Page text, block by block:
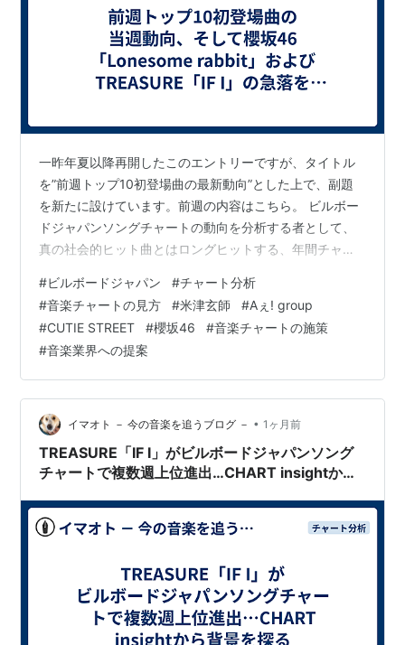
一昨年夏以降再開したこのエントリーですが、タイトル
を”前週トップ10初登場曲の最新動向”とした上で、副題
を新たに設けています。前週の内容はこちら。 ビルボー
ドジャパンソングチャートの動向を分析する者として、
真の社会的ヒット曲とはロングヒットする、年間チャー
入るのは好いことですが、一方で所有指標ばかりが強い
曲は加算2週目に、また接触指標が所有指標的な動きをな
ぞる曲(主にLINE MUSIC再生キャンペーン採用曲)はキャ
ンペーン終了後に指標が大きく後退し、総合でも急落す
ることが少なくありません。 この急落は毎週のようにみ
られます。ソングチャートのト…
#ビルボードジャパン #チャート分析
#音楽チャートの見方 #米津玄師 #Aぇ! group
#CUTIE STREET #櫻坂46 #音楽チャートの施策
#音楽業界への提案
イマオト － 今の音楽を追うブログ － • 1ヶ月前
TREASURE「IF I」がビルボードジャパンソング
チャートで複数週上位進出…CHART insightから